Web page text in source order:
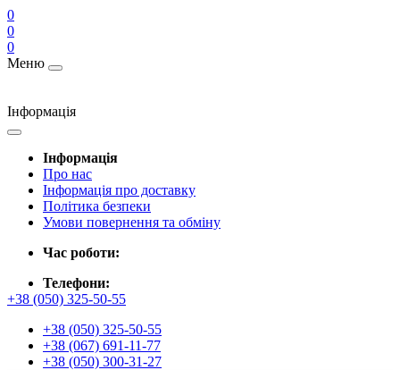
0
0
0
Меню
Інформація
Інформація
Про нас
Інформація про доставку
Політика безпеки
Умови повернення та обміну
Час роботи:
Телефони:
+38 (050) 325-50-55
+38 (050) 325-50-55
+38 (067) 691-11-77
+38 (050) 300-31-27